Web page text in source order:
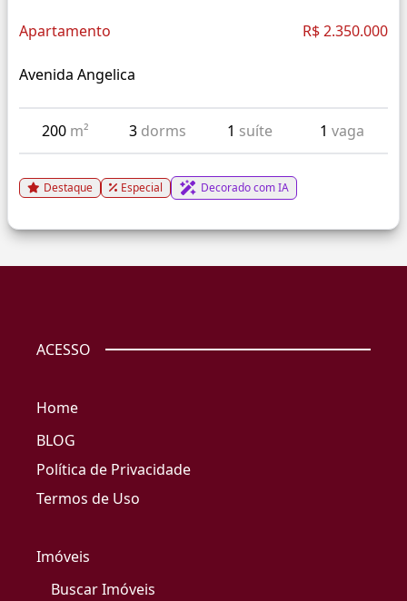
Apartamento R$ 2.350.000
Avenida Angelica
200 m² 3 dorms 1 suíte 1 vaga
Destaque Especial Decorado com IA
ACESSO
Home
BLOG
Política de Privacidade
Termos de Uso
Imóveis
Buscar Imóveis